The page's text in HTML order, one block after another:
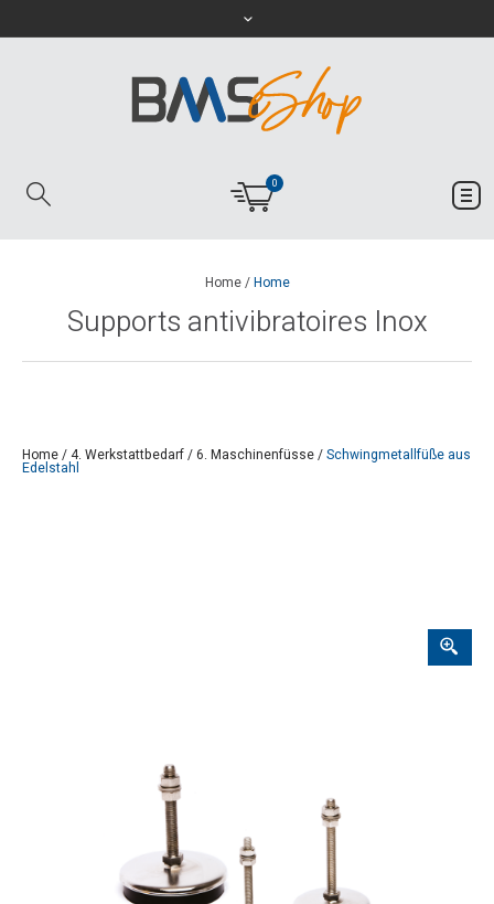
0
Home/Home
Supports antivibratoires Inox
Home/4. Werkstattbedarf/6. Maschinenfüsse/Schwingmetallfüße aus
Edelstahl